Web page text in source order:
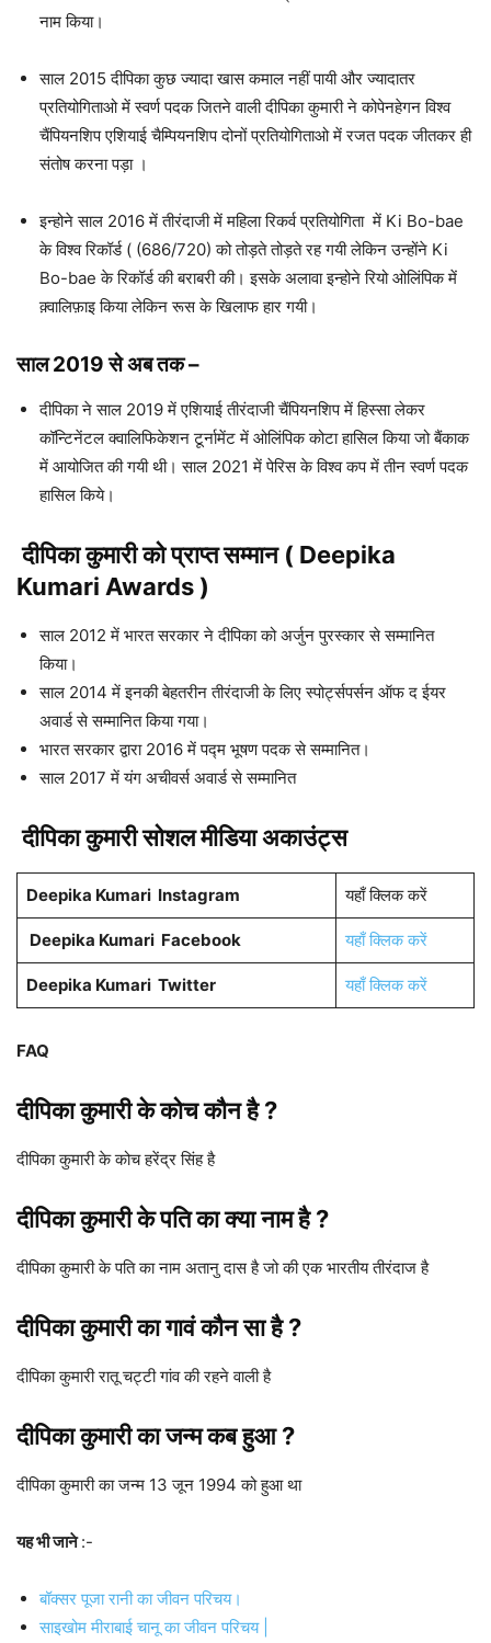
नाम किया।
साल 2015 दीपिका कुछ ज्यादा खास कमाल नहीं पायी और ज्यादातर
प्रतियोगिताओ में स्वर्ण पदक जितने वाली दीपिका कुमारी ने कोपेनहेगन विश्व
चैंपियनशिप एशियाई चैम्पियनशिप दोनों प्रतियोगिताओ में रजत पदक जीतकर ही
संतोष करना पड़ा ।
इन्होने साल 2016 में तीरंदाजी में महिला रिकर्व प्रतियोगिता में Ki Bo-bae
के विश्व रिकॉर्ड ( (686/720) को तोड़ते तोड़ते रह गयी लेकिन उन्होंने Ki
Bo-bae के रिकॉर्ड की बराबरी की। इसके अलावा इन्होने रियो ओलिंपिक में
क़्वालिफ़ाइ किया लेकिन रूस के खिलाफ हार गयी।
साल 2019 से अब तक–
दीपिका ने साल 2019 में एशियाई तीरंदाजी चैंपियनशिप में हिस्सा लेकर
कॉन्टिनेंटल क्वालिफिकेशन टूर्नामेंट में ओलिंपिक कोटा हासिल किया जो बैंकाक
में आयोजित की गयी थी। साल 2021 में पेरिस के विश्व कप में तीन स्वर्ण पदक
हासिल किये।
दीपिका कुमारी को प्राप्त सम्मान ( Deepika
Kumari Awards )
साल 2012 में भारत सरकार ने दीपिका को अर्जुन पुरस्कार से सम्मानित
किया।
साल 2014 में इनकी बेहतरीन तीरंदाजी के लिए स्पोर्ट्सपर्सन ऑफ द ईयर
अवार्ड से सम्मानित किया गया।
भारत सरकार द्वारा 2016 में पद्म भूषण पदक से सम्मानित।
साल 2017 में यंग अचीवर्स अवार्ड से सम्मानित
दीपिका कुमारी सोशल मीडिया अकाउंट्स
Deepika KumariInstagram यहाँ क्लिक करें
Deepika KumariFacebook यहाँ क्लिक करें
Deepika KumariTwitter यहाँ क्लिक करें
FAQ
दीपिका कुमारीके कोच कौन है?
दीपिका कुमारी के कोच हरेंद्र सिंह है
दीपिका कुमारीके पति का क्या नाम है?
दीपिका कुमारी के पति का नाम अतानु दास है जो की एक भारतीय तीरंदाज है
दीपिका कुमारीका गावं कौन सा है ?
दीपिका कुमारी रातू चट्टी गांव की रहने वाली है
दीपिका कुमारीका जन्म कब हुआ ?
दीपिका कुमारी का जन्म 13 जून 1994 को हुआ था
यह भी जाने:-
बॉक्सर पूजा रानी का जीवन परिचय।
साइखोम मीराबाई चानू का जीवन परिचय |